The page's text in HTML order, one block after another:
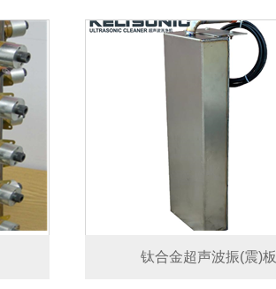
钛合金超声波振(震)板